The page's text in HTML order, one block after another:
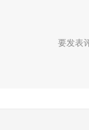
要发表